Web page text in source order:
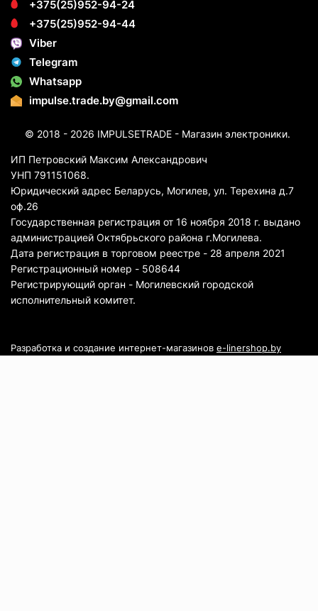
+375(25)952-94-24
+375(25)952-94-44
Viber
Telegram
Whatsapp
impulse.trade.by@gmail.com
© 2018 - 2026 IMPULSETRADE - Магазин электроники.
ИП Петровский Максим Александрович
УНП 791151068.
Юридический адрес Беларусь, Могилев, ул. Терехина д.7
оф.26
Государственная регистрация от 16 ноября 2018 г. выдано
администрацией Октябрьского района г.Могилева.
Дата регистрация в торговом реестре - 28 апреля 2021
Регистрационный номер - 508644
Регистрирующий орган - Могилевский городской
исполнительный комитет.
Разработка и создание интернет-магазинов e-linershop.by